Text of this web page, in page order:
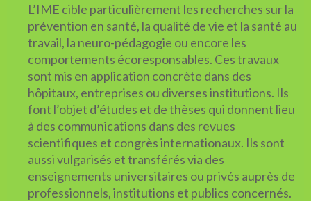
L’IME cible particulièrement les recherches sur la
prévention en santé, la qualité de vie et la santé au
travail, la neuro-pédagogie ou encore les
comportements écoresponsables. Ces travaux
sont mis en application concrète dans des
hôpitaux, entreprises ou diverses institutions. Ils
font l’objet d’études et de thèses qui donnent lieu
à des communications dans des revues
scientifiques et congrès internationaux. Ils sont
aussi vulgarisés et transférés via des
enseignements universitaires ou privés auprès de
professionnels, institutions et publics concernés.